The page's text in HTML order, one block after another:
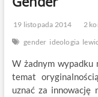
19 listopada 2014
2
gender ideologia
W żadnym wypadku
temat
uznać za innowację